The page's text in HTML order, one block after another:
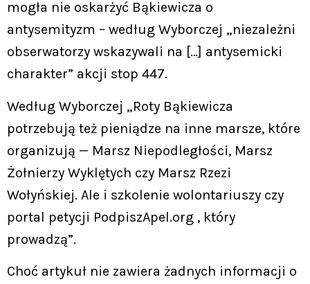
mogła nie oskarżyć Bąkiewicza o
antysemityzm – według Wyborczej „niezależni
obserwatorzy wskazywali na […] antysemicki
charakter” akcji stop 447.
Według Wyborczej „Roty Bąkiewicza
potrzebują też pieniądze na inne marsze, które
organizują — Marsz Niepodległości, Marsz
Żołnierzy Wyklętych czy Marsz Rzezi
Wołyńskiej. Ale i szkolenie wolontariuszy czy
portal petycji PodpiszApel.org , który
prowadzą”.
Choć artykuł nie zawiera żadnych informacji o